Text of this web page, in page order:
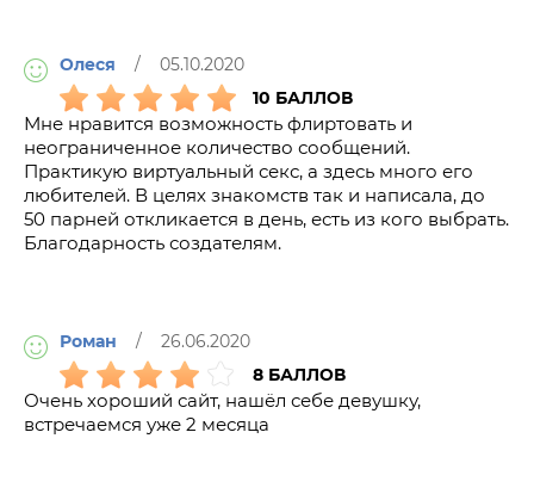
Олеся / 05.10.2020
10 БАЛЛОВ
Мне нравится возможность флиртовать и
неограниченное количество сообщений.
Практикую виртуальный секс, а здесь много его
любителей. В целях знакомств так и написала, до
50 парней откликается в день, есть из кого выбрать.
Благодарность создателям.
Роман / 26.06.2020
8 БАЛЛОВ
Очень хороший сайт, нашёл себе девушку,
встречаемся уже 2 месяца